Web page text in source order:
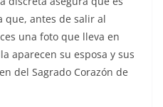
que, antes de salir al
una foto que lleva en
aparecen su esposa y sus
del Sagrado Corazón de